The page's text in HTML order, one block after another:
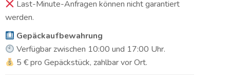
Last-Minute-Anfragen können nicht garantiert
werden.
Gepäckaufbewahrung
Verfügbar zwischen 10:00 und 17:00 Uhr.
5 € pro Gepäckstück, zahlbar vor Ort.